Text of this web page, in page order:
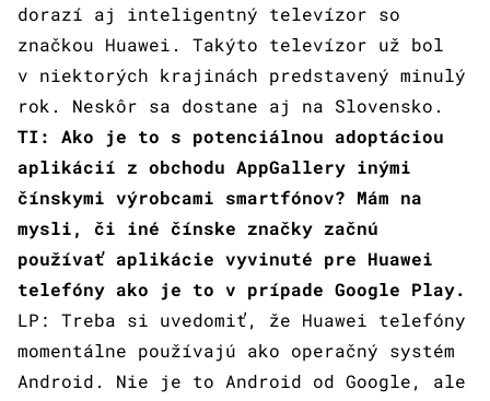
dorazí aj inteligentný televízor so
značkou Huawei. Takýto televízor už bol
v niektorých krajinách predstavený minulý
rok. Neskôr sa dostane aj na Slovensko.
TI: Ako je to s potenciálnou adoptáciou
aplikácií z obchodu AppGallery inými
čínskymi výrobcami smartfónov? Mám na
mysli, či iné čínske značky začnú
používať aplikácie vyvinuté pre Huawei
telefóny ako je to v prípade Google Play.
LP: Treba si uvedomiť, že Huawei telefóny
momentálne používajú ako operačný systém
Android. Nie je to Android od Google, ale